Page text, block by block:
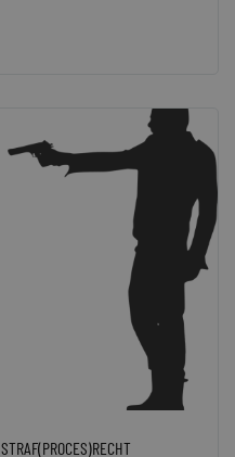
STRAF(PROCES)RECHT